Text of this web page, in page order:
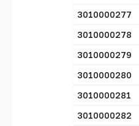
3010000277
3010000278
3010000279
3010000280
3010000281
3010000282